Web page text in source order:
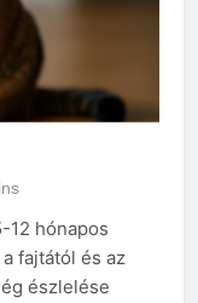
12 hónapos
fajtától és az
észlelése